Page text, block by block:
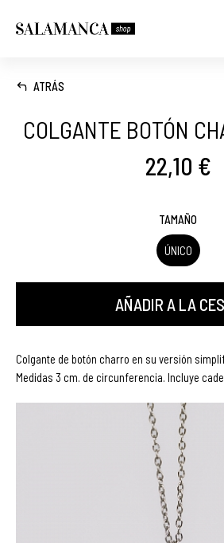
ATRÁS
COLGANTE BOTÓN
22,10 €
TAMAÑO
ÚNICO
AÑADIR A LA
Colgante de botón charro en su versión
Medidas 3 cm. de circunferencia. Incluye